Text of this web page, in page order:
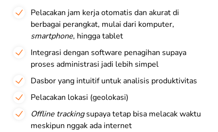
Pelacakan jam kerja otomatis dan akurat di
berbagai perangkat, mulai dari komputer,
smartphone, hingga tablet
Integrasi dengan software penagihan supaya
proses administrasi jadi lebih simpel
Dasbor yang intuitif untuk analisis produktivitas
Pelacakan lokasi (geolokasi)
Offline trackingsupaya tetap bisa melacak waktu
meskipun nggak ada internet